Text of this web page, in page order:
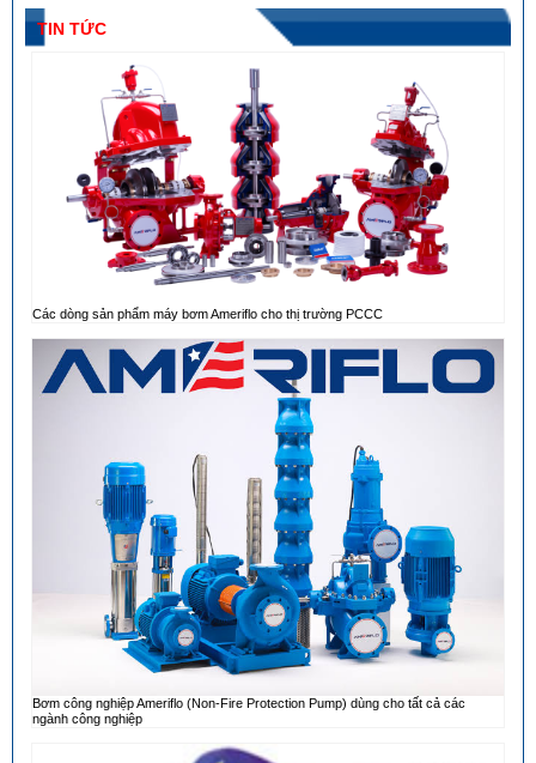
TIN TỨC
Các dòng sản phẩm máy bơm Ameriflo cho thị trường PCCC
Bơm công nghiệp Ameriflo (Non-Fire Protection Pump) dùng cho tất cả các
ngành công nghiệp